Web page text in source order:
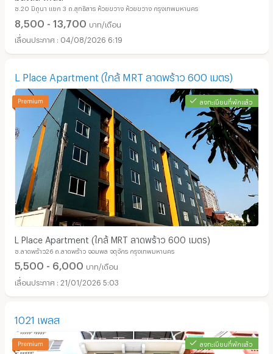
ซ.20 มิถุนา แยก 3 ถ.สุทธิสาร ห้วยขวาง ห้วยขวาง กรุงเทพมหานคร
8,500 - 13,700 บาท/เดือน
04/08/2026 6:19
L Place Apartment (ใกล้ MRT ลาดพร้าว 600 เมตร)
ลงทะเบียนที่พักแล้ว
L Place Apartment (ใกล้ MRT ลาดพร้าว 600 เมตร)
ซ.ลาดพร้าว26 ถ.ลาดพร้าว จอมพล จตุจักร กรุงเทพมหานคร
5,500 - 6,000 บาท/เดือน
21/01/2026 5:03
1021 เพลส
ลงทะเบียนที่พักแล้ว